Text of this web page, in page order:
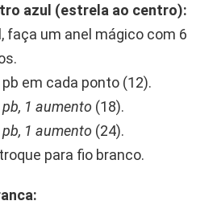
azul (estrela ao centro):
faça um anel mágico com 6
pb em cada ponto (12).
pb, 1 aumento (18).
1 aumento (24).
para fio branco.